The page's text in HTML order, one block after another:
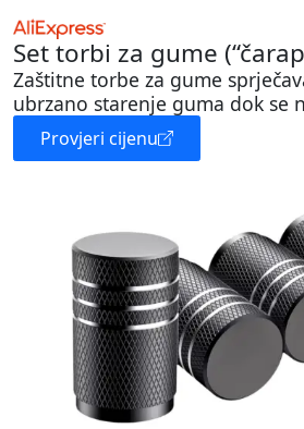
Set torbi za gume
Zaštitne torbe za gume
ubrzano starenje guma dok se
Provjeri cijenu